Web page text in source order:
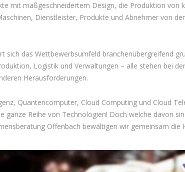
mit maßgeschneidertem Design, die Produktion von
Dienstleister, Produkte und Abnehmer von
sich das Wettbewerbsumfeld branchenübergreifend
Logistik und Verwaltungen – alle stehen bei
Herausforderungen.
Quantencomputer, Cloud Computing und Cloud
ganze Reihe von Technologien! Doch welche davon
Offenbach bewältigen wir gemeinsam